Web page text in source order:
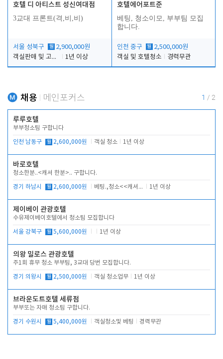
호텔 디 아티스트 성신여대점
3교대 프론트(격,비,비)
서울 성북구 월 2,900,000원
객실판매 및 고객응대
1년 이상
호텔에어포트준
베팅, 청소이모, 부부팀 모집
합니다.
인천 중구 월 2,500,000원
객실 및 호텔청소
경력무관
채용 메인포커스 1 / 2
루루호텔
부부청소팀 구합니다
인천 남동구 월 2,600,000원 객실 청소 1년 이상
바로호텔
청소한분..<캐셔 한분>.. 구합니다.
경기 하남시 월 2,600,000원 베팅.,청소<<캐셔 모셔봅니다. 1년 이상
제이베이 관광호텔
수유제이베이호텔에서 청소팀 모집합니다
서울 강북구 월 5,600,000원 1년 이상
의왕 밀로스 관광호텔
주1회 휴무 청소 부부팀, 3교대 당번 모집합니다.
경기 의왕시 월 2,500,000원 객실 청소업무 1년 이상
브라운도트호텔 세류점
부부또는 자매 청소팀 구합니다.
경기 수원시 월 5,400,000원 객실청소및 베팅 경력무관